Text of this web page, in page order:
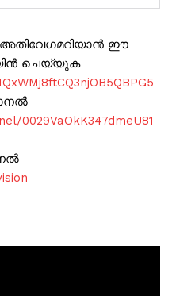
ഈ
ചെയ്യുക
0029VaOkK347dmeU81